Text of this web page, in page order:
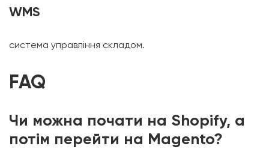
WMS
система управління складом.
FAQ
Чи можна почати на Shopify, а
потім перейти на Magento?